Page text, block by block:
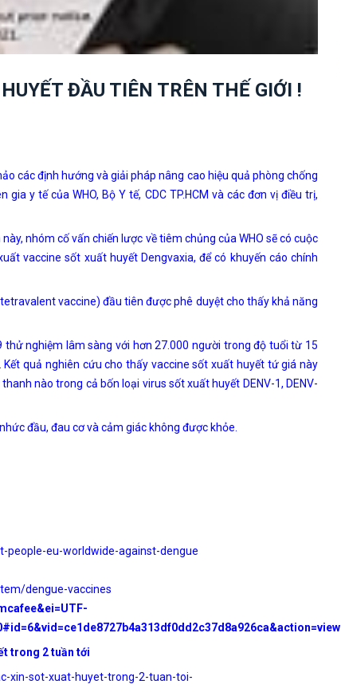
ĐẦU TIÊN TRÊN THẾ GIỚI !
các định hướng và giải pháp nâng cao hiệu quả phòng chống
y tế của WHO, Bộ Y tế, CDC TP.HCM và các đơn vị điều trị,
nhóm cố vấn chiến lược về tiêm chủng của WHO sẽ có cuộc
vaccine sốt xuất huyết Dengvaxia, để có khuyến cáo chính
vaccine) đầu tiên được phê duyệt cho thấy khả năng
nghiệm lâm sàng với hơn 27.000 người trong độ tuổi từ 15
quả nghiên cứu cho thấy vaccine sốt xuất huyết tứ giá này
nào trong cả bốn loại virus sốt xuất huyết DENV-1, DENV-
đầu, đau cơ và cảm giác không được khỏe.
eu-worldwide-against-dengue
dengue-vaccines
trong 2 tuần tới
xin-sot-xuat-huyet-trong-2-tuan-toi-